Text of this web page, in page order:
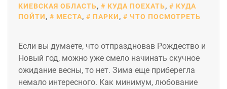
КИЕВСКАЯ ОБЛАСТЬ, КУДА ПОЕХАТЬ,
КУДА
ПОЙТИ, МЕСТА, ПАРКИ, ЧТО ПОСМОТРЕТЬ
Если вы думаете, что отпраздновав Рождество и
Новый год, можно уже смело начинать скучное
ожидание весны, то нет. Зима еще приберегла
немало интересного. Как минимум, любование